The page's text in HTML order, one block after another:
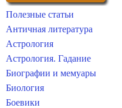
Полезные статьи
Античная литература
Астрология
Астрология. Гадание
Биографии и мемуары
Биология
Боевики